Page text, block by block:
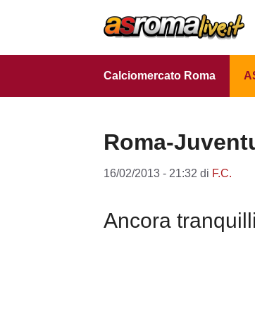
Calciomercato Roma
Roma-
16/02/2013 - 21:32 di F.C.
Ancora